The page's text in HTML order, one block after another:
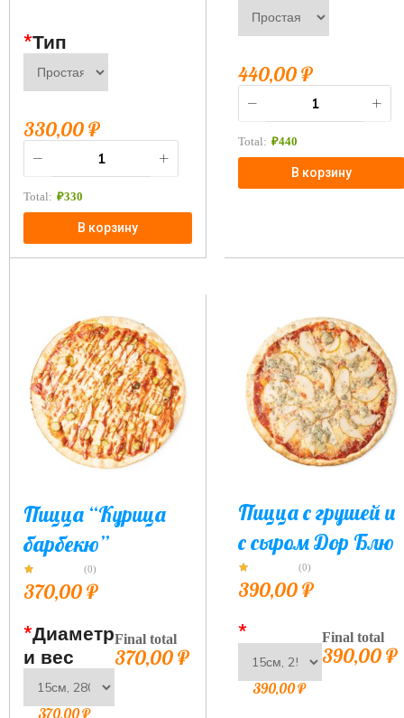
*Тип
330,00₽
Total: ₽330
В корзину
440,00₽
Total: ₽440
В корзину
Пицца “Курица
барбекю”
(0)
370,00₽
*Диаметр
и вес
370,00₽
Final total
370,00₽
Пицца с грушей и
с сыром Дор Блю
(0)
390,00₽
*
390,00₽
Final total
390,00₽